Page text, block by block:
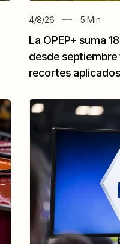
4/8/26 5 Min
La OPEP+ suma
desde
recortes